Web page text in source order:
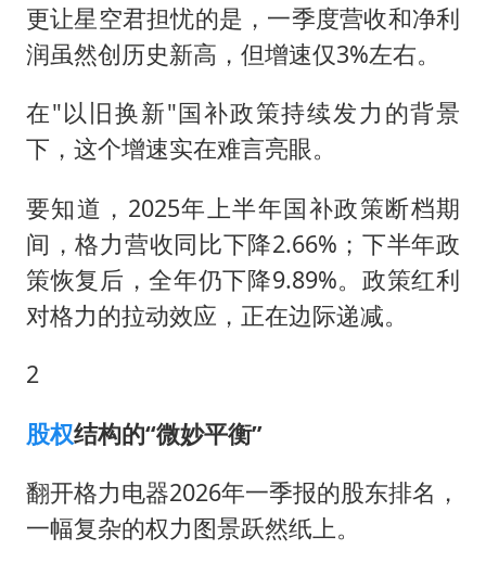
更让星空君担忧的是，一季度营收和净利
润虽然创历史新高，但增速仅3%左右。
在"以旧换新"国补政策持续发力的背景
下，这个增速实在难言亮眼。
要知道，2025年上半年国补政策断档期
间，格力营收同比下降2.66%；下半年政
策恢复后，全年仍下降9.89%。政策红利
对格力的拉动效应，正在边际递减。
2
股权结构的“微妙平衡”
翻开格力电器2026年一季报的股东排名，
一幅复杂的权力图景跃然纸上。